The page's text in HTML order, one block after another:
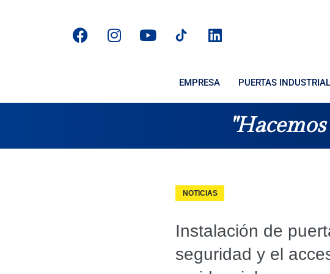
EMPRESA PUERTAS
NOTICIAS
Instalación de
seguridad y el